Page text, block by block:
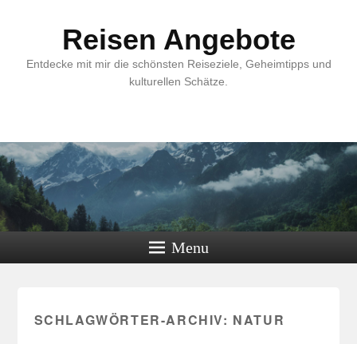
Reisen Angebote
Entdecke mit mir die schönsten Reiseziele, Geheimtipps und
kulturellen Schätze.
Menu
SCHLAGWÖRTER-ARCHIV: NATUR